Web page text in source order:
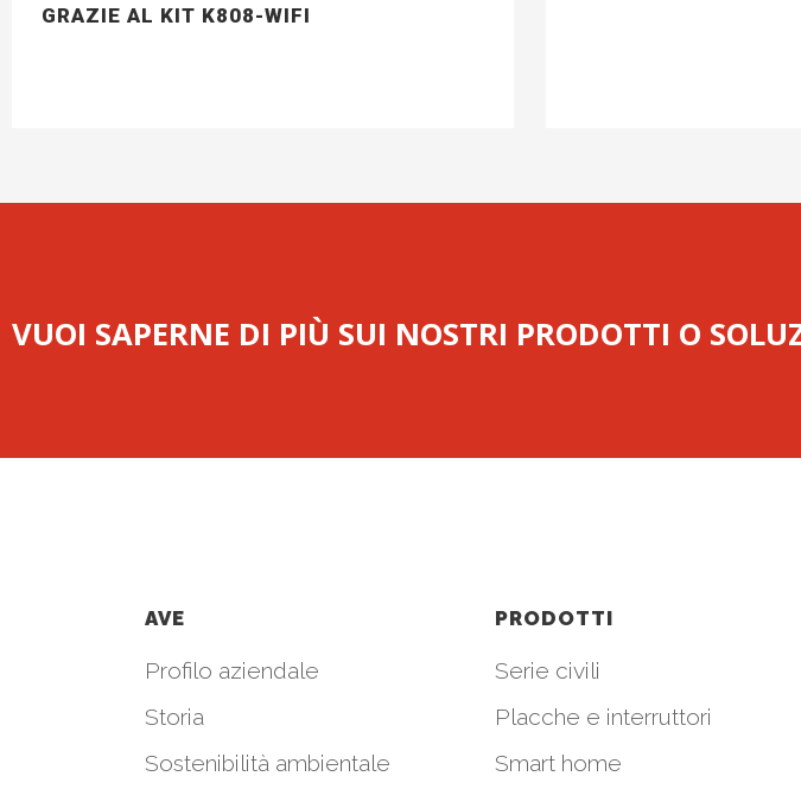
GRAZIE AL KIT K808-WIFI
VUOI SAPERNE DI PIÙ SUI NOSTRI PRODOTTI O
AVE
Profilo aziendale
Storia
Sostenibilità ambientale
PRODOTTI
Serie civili
Placche e interruttori
Smart home